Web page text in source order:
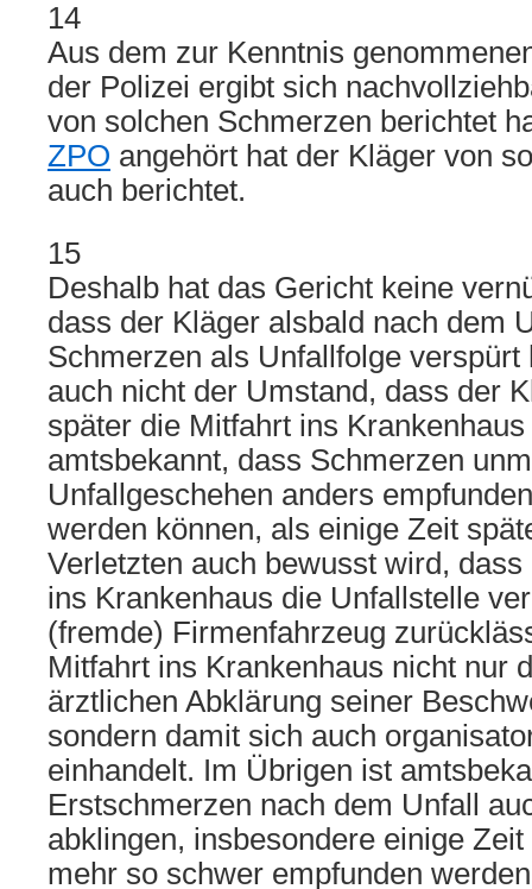
14
Aus dem zur Kenntnis
der Polizei ergibt sich
von solchen Schmerzen berichtet
ZPO angehört hat der Kläger von
auch berichtet.
15
Deshalb hat das Gericht keine
dass der Kläger alsbald nach dem
Schmerzen als Unfallfolge verspürt
auch nicht der Umstand, dass der
später die Mitfahrt ins
amtsbekannt, dass Schmerzen
Unfallgeschehen anders
werden können, als einige Zeit
Verletzten auch bewusst wird,
ins Krankenhaus die Unfallstelle
(fremde) Firmenfahrzeug
Mitfahrt ins Krankenhaus nicht nur
ärztlichen Abklärung seiner
sondern damit sich auch
einhandelt. Im Übrigen ist
Erstschmerzen nach dem Unfall
abklingen, insbesondere einige
mehr so schwer empfunden